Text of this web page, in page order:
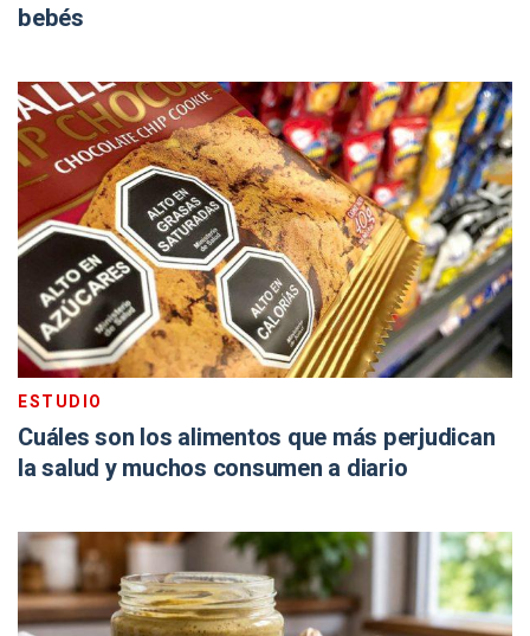
bebés
ESTUDIO
Cuáles son los alimentos que más perjudican
la salud y muchos consumen a diario